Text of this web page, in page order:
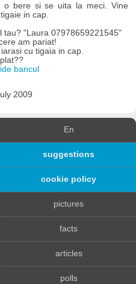
o bere si se uita la meci. Vine
in cap.
tau? "Laura 07978659221545"
am pariat!
cu tigaia in cap.
bancul
2009
En
suggestions
cookie policy
pictures
facts
articles
polls